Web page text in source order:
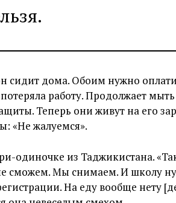
сидит дома. Обоим нужно
работу. Продолжает
Теперь они живут на его
«Не жалуемся».
одиночке из Таджикистана.
сможем. Мы снимаем. И школу
На еду вообще нету